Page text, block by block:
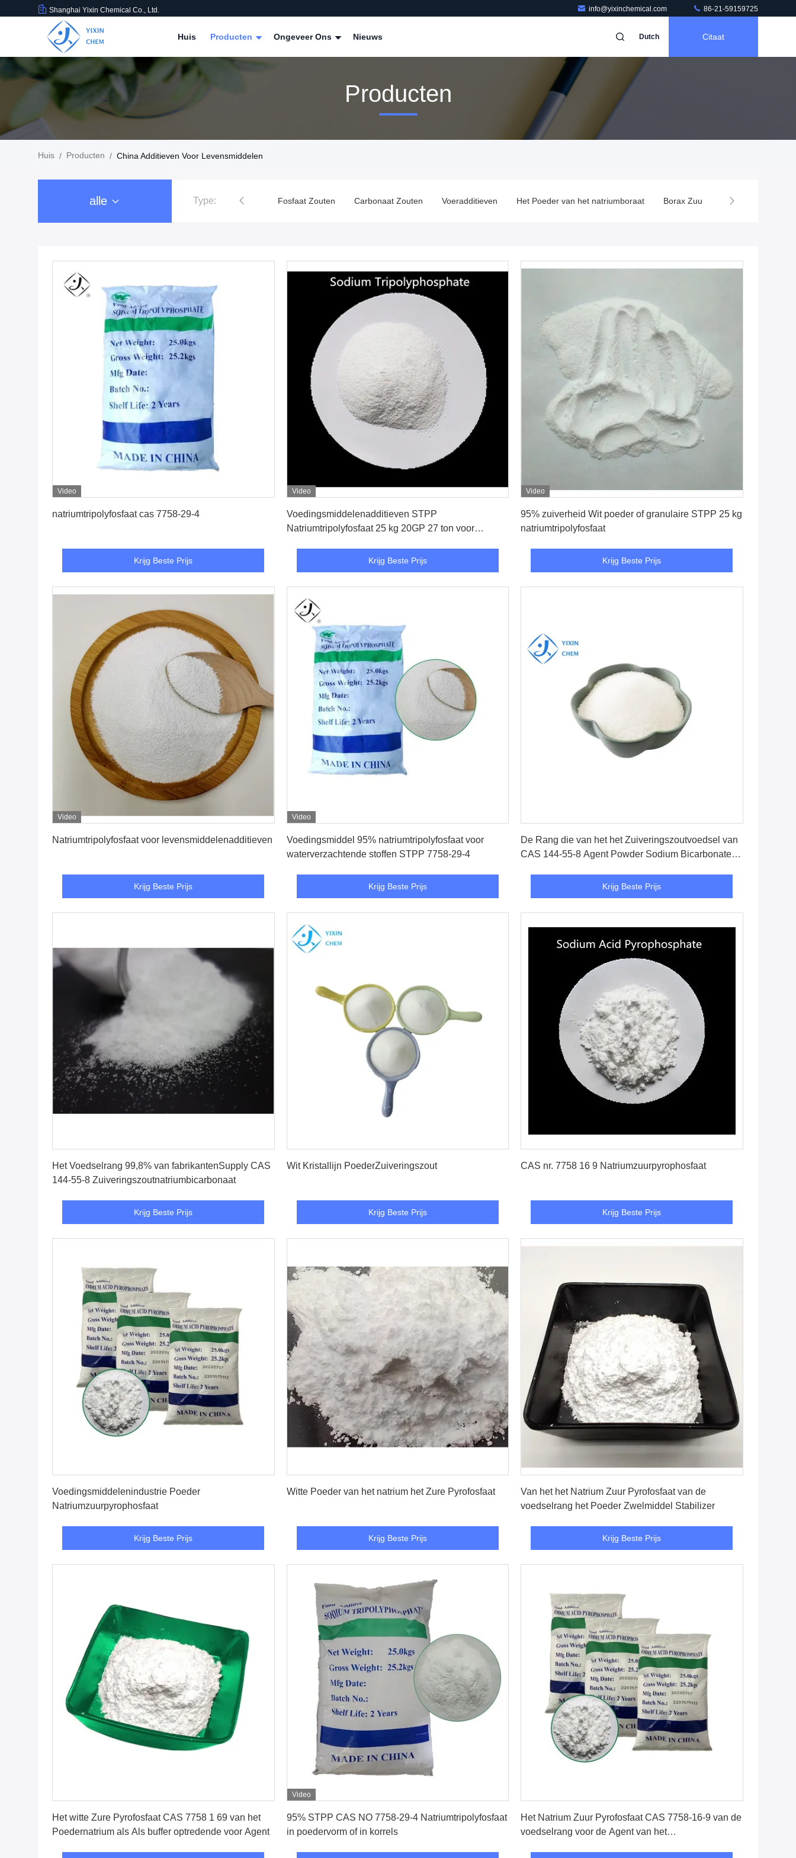
Shanghai Yixin Chemical Co., Ltd. info@yixinchemical.com 86-21-59159725
Huis Producten Ongeveer Ons Nieuws Dutch Citaat
Producten
Huis / Producten / China Additieven Voor Levensmiddelen
alle Type:Nitraatzouten Fosfaat Zouten Carbonaat Zouten Voeradditieven Het Poeder van het natriumboraat Borax Zuur Poeder
Video
natriumtripolyfosfaat cas 7758-29-4
Krijg Beste Prijs
Video
Voedingsmiddelenadditieven STPP
Natriumtripolyfosfaat 25 kg 20GP 27 ton voor
Krijg Beste Prijs
Video
95% zuiverheid Wit poeder of granulaire STPP 25 kg
natriumtripolyfosfaat
Krijg Beste Prijs
Video
Natriumtripolyfosfaat voor levensmiddelenadditieven
Krijg Beste Prijs
Video
Voedingsmiddel 95% natriumtripolyfosfaat voor
waterverzachtende stoffen STPP 7758-29-4
Krijg Beste Prijs
De Rang die van het het Zuiveringszoutvoedsel van
CAS 144-55-8 Agent Powder Sodium Bicarbonate
Krijg Beste Prijs
Het Voedselrang 99,8% van fabrikantenSupply CAS
144-55-8 Zuiveringszoutnatriumbicarbonaat
Krijg Beste Prijs
Wit Kristallijn PoederZuiveringszout
Krijg Beste Prijs
CAS nr. 7758 16 9 Natriumzuurpyrophosfaat
Krijg Beste Prijs
Voedingsmiddelenindustrie Poeder
Natriumzuurpyrophosfaat
Krijg Beste Prijs
Witte Poeder van het natrium het Zure Pyrofosfaat
Krijg Beste Prijs
Van het het Natrium Zuur Pyrofosfaat van de
voedselrang het Poeder Zwelmiddel Stabilizer
Krijg Beste Prijs
Het witte Zure Pyrofosfaat CAS 7758 1 69 van het
Poedernatrium als Als buffer optredende voor Agent
Video
95% STPP CAS NO 7758-29-4 Natriumtripolyfosfaat
in poedervorm of in korrels
Het Natrium Zuur Pyrofosfaat CAS 7758-16-9 van de
voedselrang voor de Agent van het